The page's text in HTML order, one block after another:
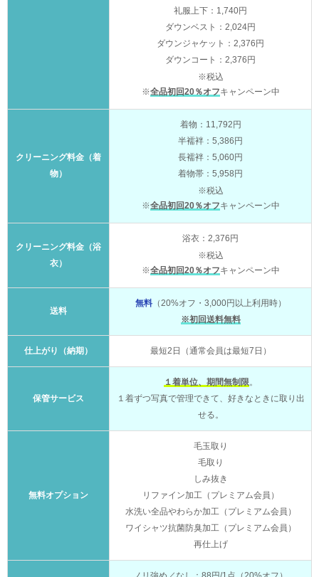
礼服上下：1,740円
ダウンベスト：2,024円
ダウンジャケット：2,376円
ダウンコート：2,376円
※税込
※全品初回20％オフキャンペーン中
クリーニング料金（着
物）
着物：11,792円
半襦袢：5,386円
長襦袢：5,060円
着物帯：5,958円
※税込
※全品初回20％オフキャンペーン中
クリーニング料金（浴
衣）
浴衣：2,376円
※税込
※全品初回20％オフキャンペーン中
送料
無料（20%オフ・3,000円以上利用時）
※初回送料無料
仕上がり（納期） 最短2日（通常会員は最短7日）
保管サービス
１着単位、期間無制限。
１着ずつ写真で管理できて、好きなときに取り出
せる。
無料オプション
毛玉取り
毛取り
しみ抜き
リファイン加工（プレミアム会員）
水洗い全品やわらか加工（プレミアム会員）
ワイシャツ抗菌防臭加工（プレミアム会員）
再仕上げ